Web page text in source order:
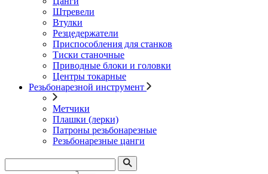
Штревели
Втулки
Резцедержатели
Приспособления для станков
Тиски станочные
Приводные блоки и головки
Центры токарные
Резьбонарезной инструмент
Метчики
Плашки (лерки)
Патроны резьбонарезные
Резьбонарезные цанги